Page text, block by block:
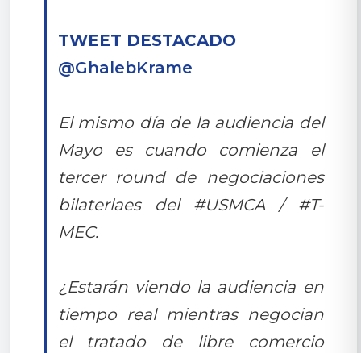
TWEET DESTACADO
@GhalebKrame
El mismo día de la audiencia del
Mayo es cuando comienza el
tercer round de negociaciones
bilaterlaes del #USMCA / #T-
MEC.
¿Estarán viendo la audiencia en
tiempo real mientras negocian
el tratado de libre comercio